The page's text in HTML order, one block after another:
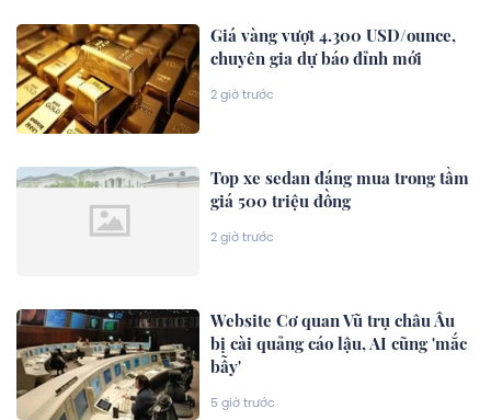
Giá vàng vượt 4.300 USD/ounce,
chuyên gia dự báo đỉnh mới
2 giờ trước
Top xe sedan đáng mua trong tầm
giá 500 triệu đồng
2 giờ trước
Website Cơ quan Vũ trụ châu Âu
bị cài quảng cáo lậu, AI cũng 'mắc
bẫy'
5 giờ trước